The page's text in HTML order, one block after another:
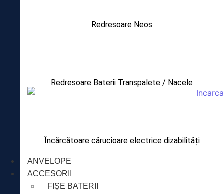
Redresoare Neos
Redresoare Baterii Transpalete / Nacele
Încărcătoare cărucioare electrice dizabilități
ANVELOPE
ACCESORII
FIȘE BATERII